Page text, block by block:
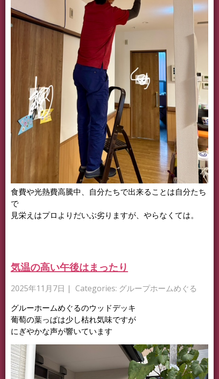
食費や光熱費高騰中、自分たちで出来ることは自分たち
で
見栄えはプロよりだいぶ劣りますが、やらなくては。
気温の高い午後はまったり
2025年11月7日 | Categories: グループホームめぐる
グルーホームめぐるのウッドデッキ
葡萄の葉っぱは少し枯れ気味ですが
にぎやかな声が響いています